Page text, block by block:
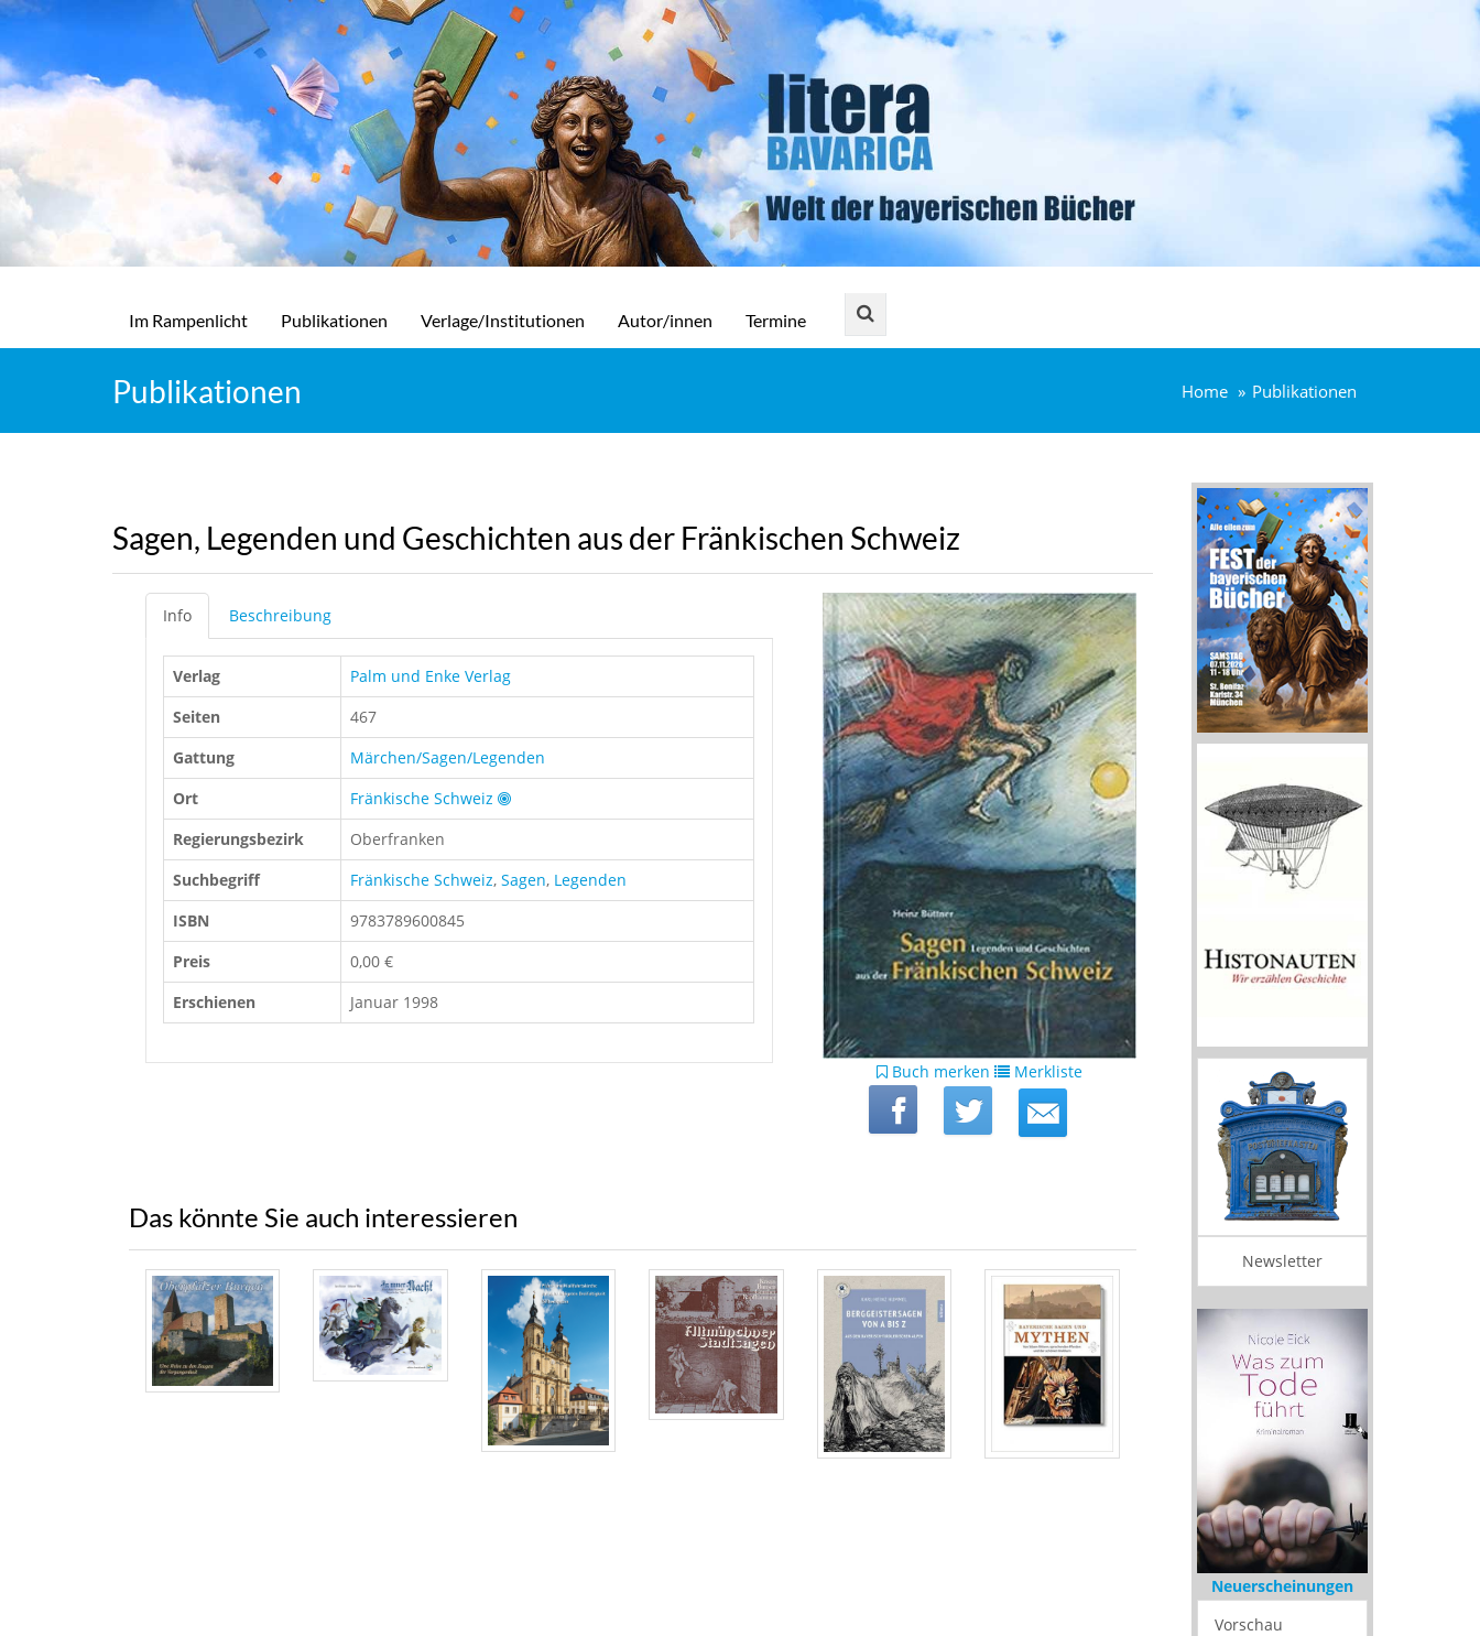
Im Rampenlicht Publikationen Verlage/Institutionen Autor/innen Termine
Publikationen Home Publikationen
Sagen, Legenden und Geschichten aus der Fränkischen Schweiz
Info Beschreibung
Verlag
Palm und Enke Verlag
Seiten
467
Gattung
Märchen/Sagen/Legenden
Ort
Fränkische Schweiz
Regierungsbezirk
Oberfranken
Suchbegriff
Fränkische Schweiz, Sagen, Legenden
ISBN
9783789600845
Preis
0,00 €
Erschienen
Januar 1998
Buch merken Merkliste
Das könnte Sie auch interessieren
Newsletter
Neuerscheinungen
Vorschau